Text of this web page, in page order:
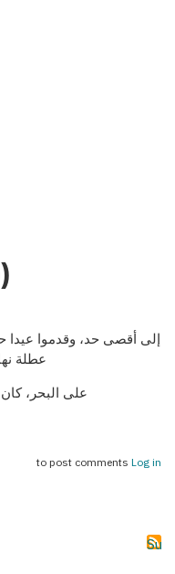
إلى أقصى حد، وقدموا عيدا
عطلة
على البحر،
Log in
to post comments